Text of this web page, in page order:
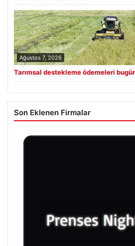
Ağustos 7, 2026
Tarımsal destekleme ödemeleri
Son Eklenen Firmalar